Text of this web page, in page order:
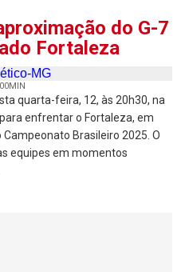
do G-7
Fortaleza
quarta-feira, 12, às 20h30, na
enfrentar o Fortaleza, em
Brasileiro 2025. O
equipes em momentos